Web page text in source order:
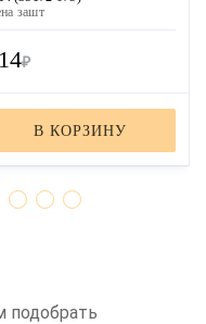
зашт
₽
В КОРЗИНУ